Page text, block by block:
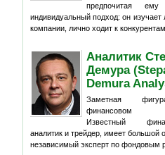
предпочитая ему
индивидуальный подход: он изучает
компании, лично ходит к конкурентам.
Аналитик
Демура
Demura
Заметная
финансовом
Известный
аналитик и трейдер, имеет большой
независимый эксперт по фондовым